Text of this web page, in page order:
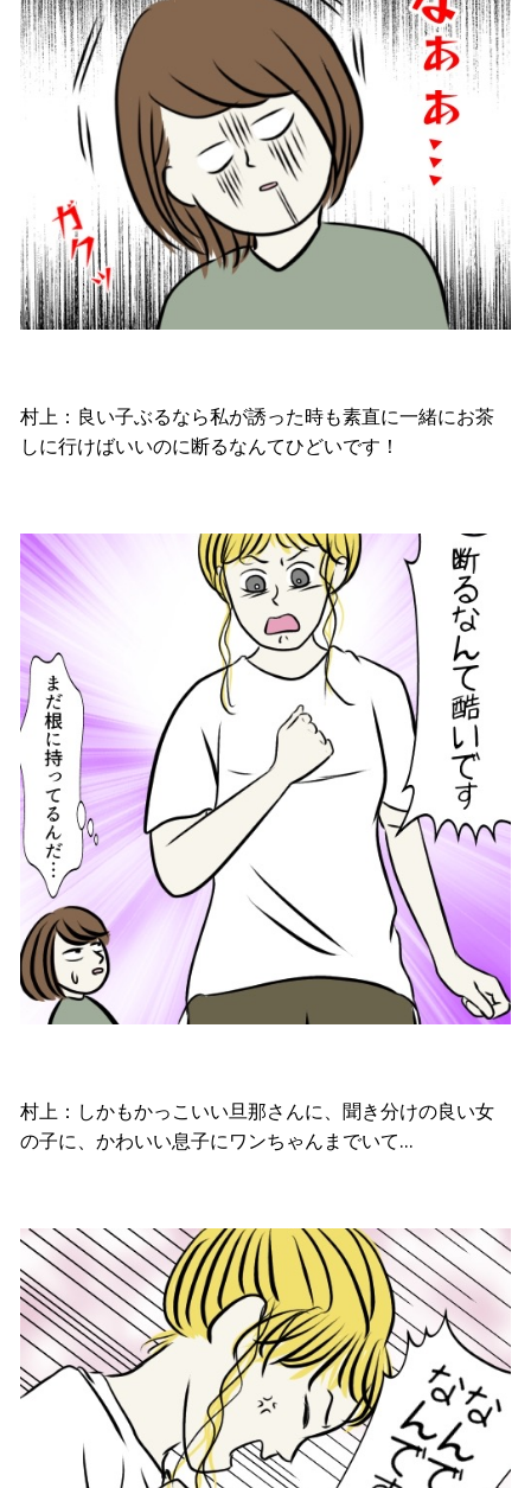
村上：良い子ぶるなら私が誘った時も素直に一緒にお茶
しに行けばいいのに断るなんてひどいです！
村上：しかもかっこいい旦那さんに、聞き分けの良い女
の子に、かわいい息子にワンちゃんまでいて…